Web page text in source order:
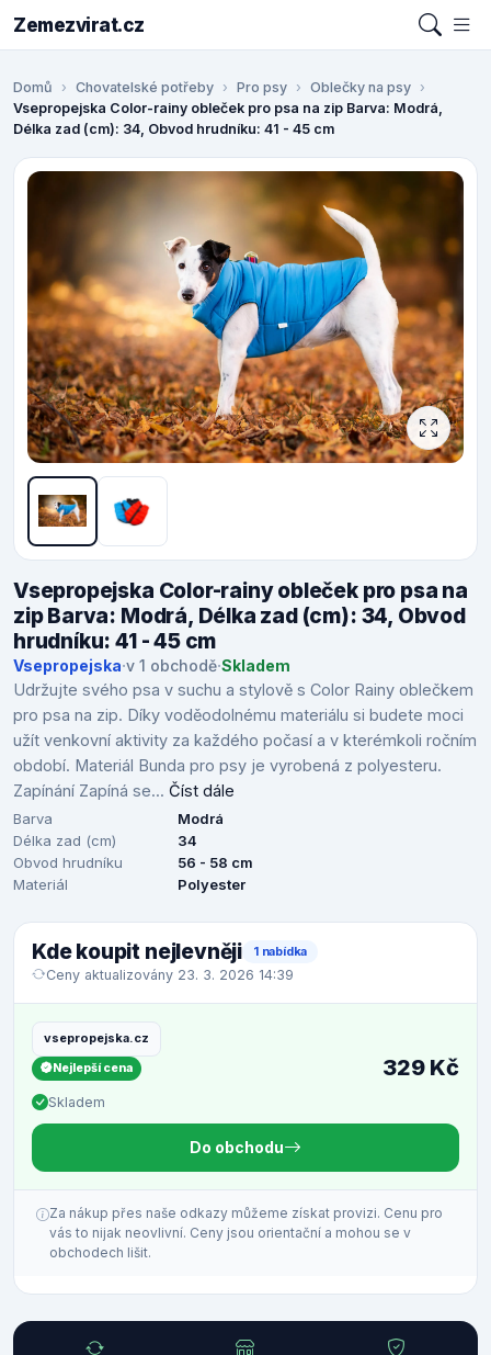
Zemezvirat.cz
Domů Chovatelské potřeby Pro psy
Oblečky na psy
Vsepropejska Color-rainy obleček pro psa na zip Barva: Modrá,
Délka zad (cm): 34, Obvod hrudníku: 41 - 45 cm
Vsepropejska Color-rainy obleček pro psa na
zip Barva: Modrá, Délka zad (cm): 34, Obvod
hrudníku: 41 - 45 cm
Vsepropejska·v 1 obchodě·Skladem
Udržujte svého psa v suchu a stylově s Color Rainy oblečkem
pro psa na zip. Díky voděodolnému materiálu si budete moci
užít venkovní aktivity za každého počasí a v kterémkoli ročním
období. Materiál Bunda pro psy je vyrobená z polyesteru.
Zapínání Zapíná se... Číst dále
Barva
Modrá
Délka zad (cm)
34
Obvod hrudníku
56 - 58 cm
Materiál
Polyester
Kde koupit nejlevněji 1 nabídka
Ceny aktualizovány 23. 3. 2026 14:39
vsepropejska.cz
Nejlepší cena
Skladem
329 Kč
Do obchodu
Za nákup přes naše odkazy můžeme získat provizi. Cenu pro
vás to nijak neovlivní. Ceny jsou orientační a mohou se v
obchodech lišit.